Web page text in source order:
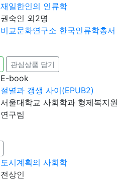
재일한인의 인류학
권숙인 외2명
비교문화연구소 한국인류학총서
관심상품 담기
E-book
절멸과 갱생 사이(EPUB2)
서울대학교 사회학과 형제복지원
연구팀
도시계획의 사회학
전상인